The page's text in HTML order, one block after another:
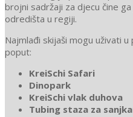
brojni sadržaji za djecu čine
odredišta u regiji.
Najmlađi skijaši mogu uživati
poput:
KreiSchi Safari
Dinopark
KreiSchi vlak duhova
Tubing staza za